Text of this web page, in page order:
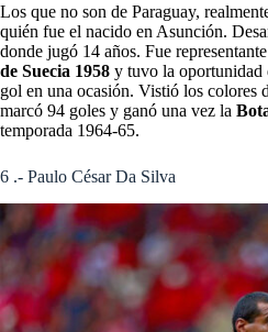
Los que no son de Paraguay,
quién fue el nacido en Asunción.
donde jugó 14 años. Fue
de Suecia 1958 y tuvo la oportunidad
gol en una ocasión. Vistió los colores
marcó 94 goles y ganó una vez la
temporada 1964-65.
6 .- Paulo César Da Silva